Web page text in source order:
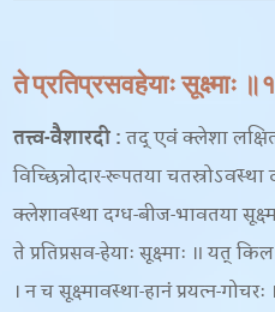
ते प्रतिप्रसवहेयाः सूक्ष्माः
तत्त्व-वैशारदी:तद् एवं क्लेशा
विच्छिन्नोदार-रूपतया चतस्रोऽवस्था
क्लेशावस्था दग्ध-बीज-भावतया
ते प्रतिप्रसव-हेयाः सूक्ष्माः ॥ यत्
। न च सूक्ष्मावस्था-हानं प्रयत्न-